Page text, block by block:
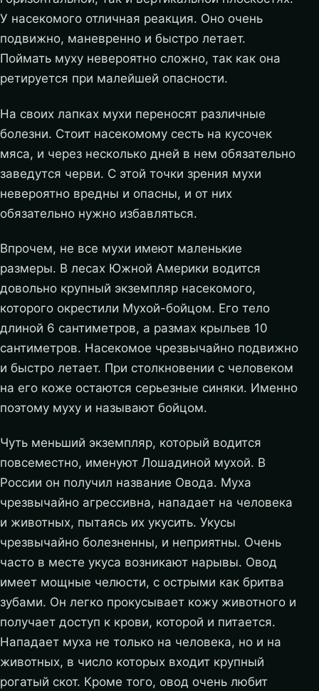
У насекомого отличная реакция. Оно очень
подвижно, маневренно и быстро летает.
Поймать муху невероятно сложно, так как она
ретируется при малейшей опасности.
На своих лапках мухи переносят различные
болезни. Стоит насекомому сесть на кусочек
мяса, и через несколько дней в нем обязательно
заведутся черви. С этой точки зрения мухи
невероятно вредны и опасны, и от них
обязательно нужно избавляться.
Впрочем, не все мухи имеют маленькие
размеры. В лесах Южной Америки водится
довольно крупный экземпляр насекомого,
которого окрестили Мухой-бойцом. Его тело
длиной 6 сантиметров, а размах крыльев 10
сантиметров. Насекомое чрезвычайно подвижно
и быстро летает. При столкновении с человеком
на его коже остаются серьезные синяки. Именно
поэтому муху и называют бойцом.
Чуть меньший экземпляр, который водится
повсеместно, именуют Лошадиной мухой. В
России он получил название Овода. Муха
чрезвычайно агрессивна, нападает на человека
и животных, пытаясь их укусить. Укусы
чрезвычайно болезненны, и неприятны. Очень
часто в месте укуса возникают нарывы. Овод
имеет мощные челюсти, с острыми как бритва
зубами. Он легко прокусывает кожу животного и
получает доступ к крови, которой и питается.
Нападает муха не только на человека, но и на
животных, в число которых входит крупный
рогатый скот. Кроме того, овод очень любит